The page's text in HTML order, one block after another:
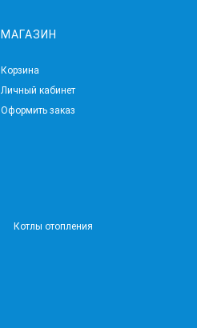
МАГАЗИН
Корзина
Личный кабинет
Оформить заказ
Котлы отопления